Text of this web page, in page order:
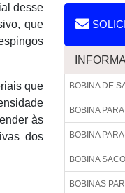
desse
que
que
às
dos
BOBINA DE
BOBINA
BOBINA
BOBINA
BOBINAS